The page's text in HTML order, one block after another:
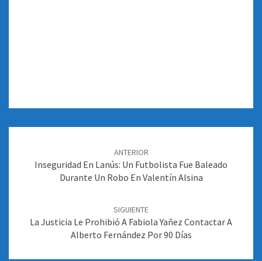
entradas
ANTERIOR
Inseguridad En Lanús: Un Futbolista Fue Baleado
Durante Un Robo En Valentín Alsina
SIGUIENTE
La Justicia Le Prohibió A Fabiola Yañez Contactar A
Alberto Fernández Por 90 Días